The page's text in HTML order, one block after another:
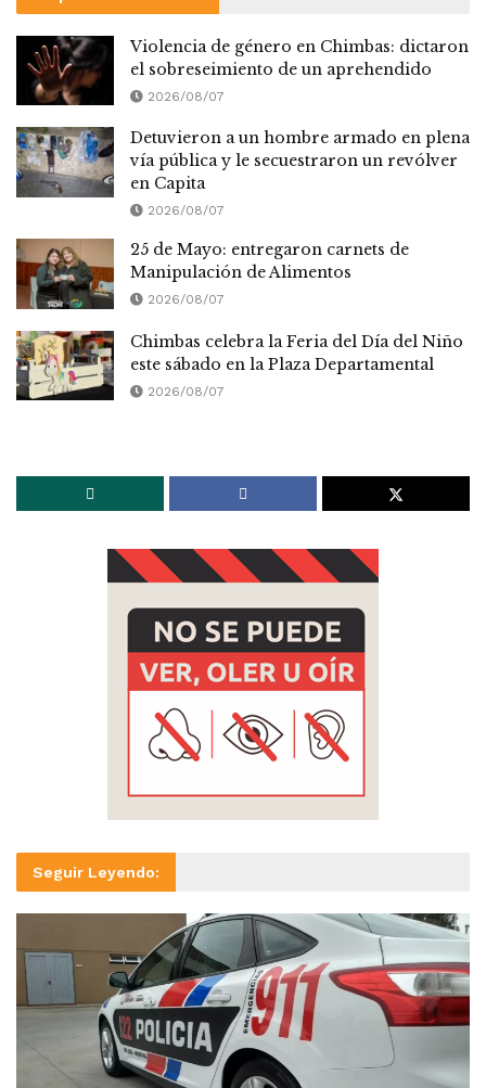
Violencia de género en Chimbas: dictaron
el sobreseimiento de un aprehendido
2026/08/07
Detuvieron a un hombre armado en plena
vía pública y le secuestraron un revólver
en Capita
2026/08/07
25 de Mayo: entregaron carnets de
Manipulación de Alimentos
2026/08/07
Chimbas celebra la Feria del Día del Niño
este sábado en la Plaza Departamental
2026/08/07
Seguir Leyendo: